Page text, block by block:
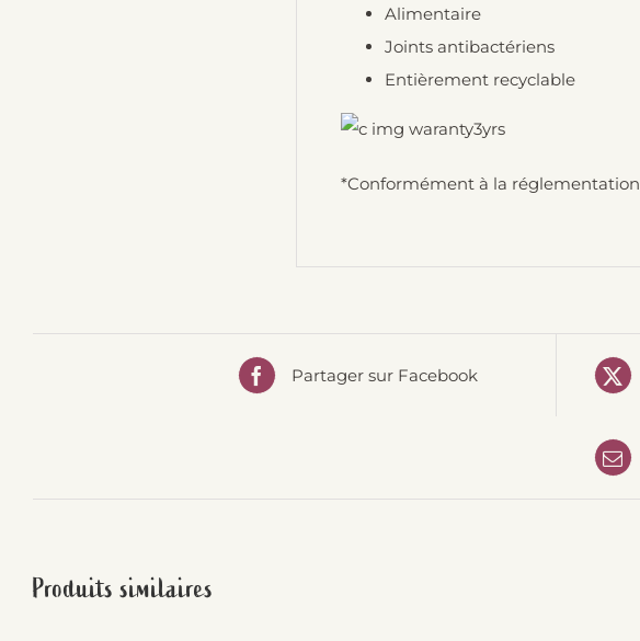
Alimentaire
Joints antibactériens
Entièrement recyclable
*Conformément à la réglementation
Partager sur Facebook
Produits similaires